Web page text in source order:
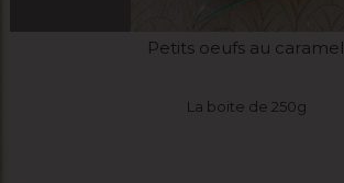
Petits oeufs au caramel
La boite de 250g